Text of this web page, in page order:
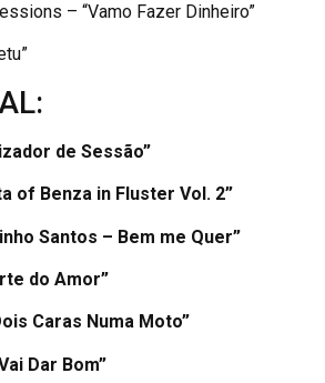
– “Vamo Fazer Dinheiro”
de Sessão”
of Benza in Fluster Vol. 2”
Santos – Bem me Quer”
do Amor”
Caras Numa Moto”
Dar Bom”